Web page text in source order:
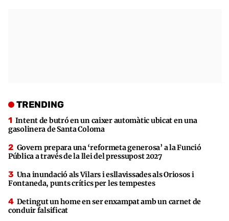
TRENDING
Intent de butró en un caixer automàtic ubicat en una
gasolinera de Santa Coloma
Govern prepara una ‘reformeta generosa’ a la Funció
Pública a través de la llei del pressupost 2027
Una inundació als Vilars i esllavissades als Oriosos i
Fontaneda, punts crítics per les tempestes
Detingut un home en ser enxampat amb un carnet de
conduir falsificat